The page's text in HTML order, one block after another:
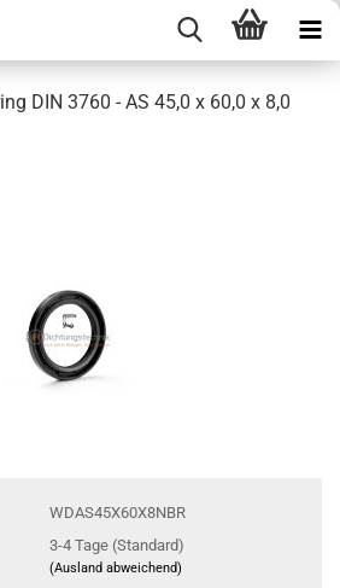
DIN 3760 - AS 45,0 x 60,0 x 8,0
WDAS45X60X8NBR
3-4 Tage (Standard)
(Ausland abweichend)